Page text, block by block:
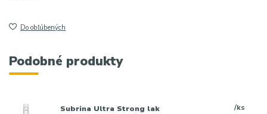
Do obľúbených
Podobné produkty
Subrina Ultra Strong lak
/ks